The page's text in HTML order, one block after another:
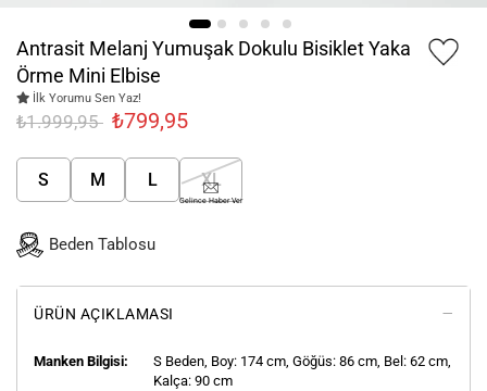
Antrasit Melanj Yumuşak Dokulu Bisiklet Yaka
Örme Mini Elbise
İlk Yorumu Sen Yaz!
₺1.999,95 ₺799,95
S M L XL
Gelince Haber Ver
Beden Tablosu
ÜRÜN AÇIKLAMASI
Manken Bilgisi: S Beden, Boy: 174 cm, Göğüs: 86 cm, Bel: 62 cm,
Kalça: 90 cm